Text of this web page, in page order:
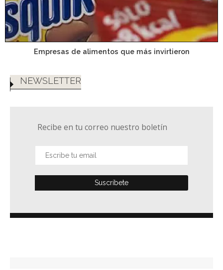
Empresas de alimentos que más invirtieron
NEWSLETTER
Recibe en tu correo nuestro boletín